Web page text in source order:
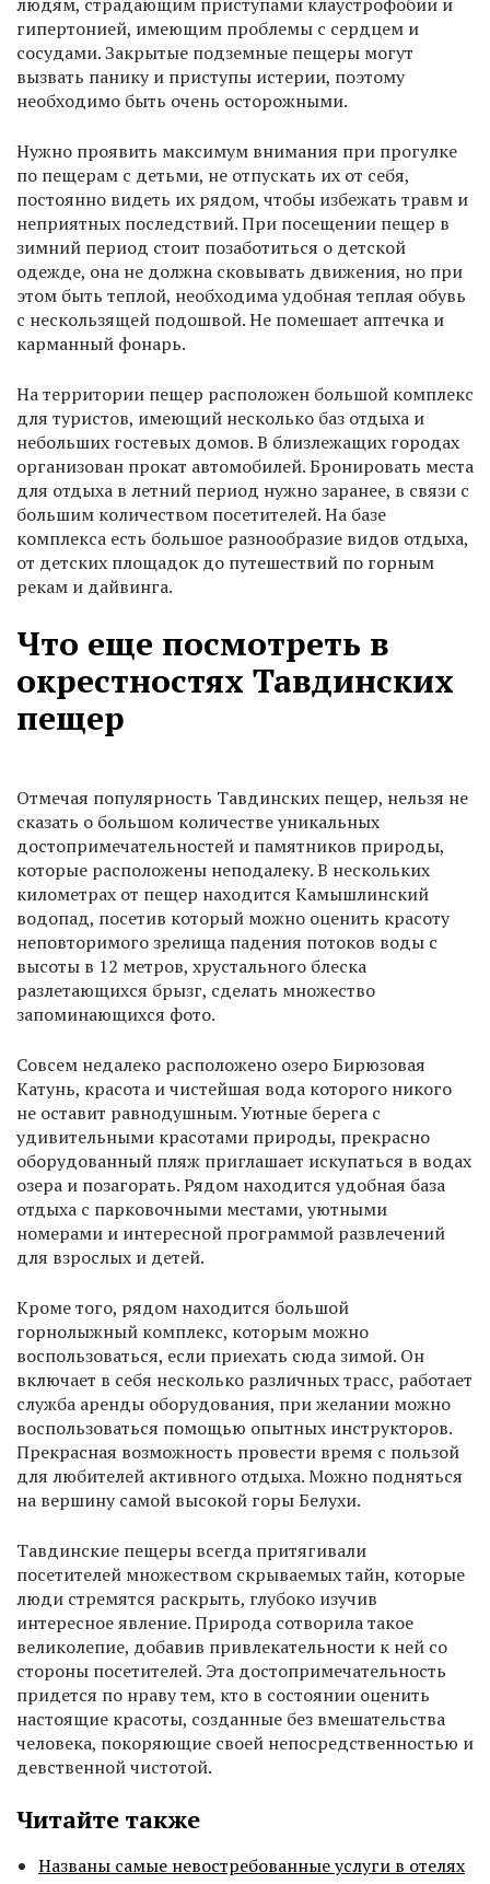
гипертонией, имеющим проблемы с сердцем и
сосудами. Закрытые подземные пещеры могут
вызвать панику и приступы истерии, поэтому
необходимо быть очень осторожными.
Нужно проявить максимум внимания при прогулке
по пещерам с детьми, не отпускать их от себя,
постоянно видеть их рядом, чтобы избежать травм и
неприятных последствий. При посещении пещер в
зимний период стоит позаботиться о детской
одежде, она не должна сковывать движения, но при
этом быть теплой, необходима удобная теплая обувь
с нескользящей подошвой. Не помешает аптечка и
карманный фонарь.
На территории пещер расположен большой комплекс
для туристов, имеющий несколько баз отдыха и
небольших гостевых домов. В близлежащих городах
организован прокат автомобилей. Бронировать места
для отдыха в летний период нужно заранее, в связи с
большим количеством посетителей. На базе
комплекса есть большое разнообразие видов отдыха,
от детских площадок до путешествий по горным
рекам и дайвинга.
Что еще посмотреть в
окрестностях Тавдинских
пещер
Отмечая популярность Тавдинских пещер, нельзя не
сказать о большом количестве уникальных
достопримечательностей и памятников природы,
которые расположены неподалеку. В нескольких
километрах от пещер находится Камышлинский
водопад, посетив который можно оценить красоту
неповторимого зрелища падения потоков воды с
высоты в 12 метров, хрустального блеска
разлетающихся брызг, сделать множество
запоминающихся фото.
Совсем недалеко расположено озеро Бирюзовая
Катунь, красота и чистейшая вода которого никого
не оставит равнодушным. Уютные берега с
удивительными красотами природы, прекрасно
оборудованный пляж приглашает искупаться в водах
озера и позагорать. Рядом находится удобная база
отдыха с парковочными местами, уютными
номерами и интересной программой развлечений
для взрослых и детей.
Кроме того, рядом находится большой
горнолыжный комплекс, которым можно
воспользоваться, если приехать сюда зимой. Он
включает в себя несколько различных трасс, работает
служба аренды оборудования, при желании можно
воспользоваться помощью опытных инструкторов.
Прекрасная возможность провести время с пользой
для любителей активного отдыха. Можно подняться
на вершину самой высокой горы Белухи.
Тавдинские пещеры всегда притягивали
посетителей множеством скрываемых тайн, которые
люди стремятся раскрыть, глубоко изучив
интересное явление. Природа сотворила такое
великолепие, добавив привлекательности к ней со
стороны посетителей. Эта достопримечательность
придется по нраву тем, кто в состоянии оценить
настоящие красоты, созданные без вмешательства
человека, покоряющие своей непосредственностью и
девственной чистотой.
Читайте также
Названы самые невостребованные услуги в отелях